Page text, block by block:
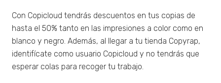
Con Copicloud tendrás descuentos en tus copias de
hasta el 50% tanto en las impresiones a color como en
blanco y negro. Además, al llegar a tu tienda Copyrap,
identifícate como usuario Copicloud y no tendrás que
esperar colas para recoger tu trabajo.